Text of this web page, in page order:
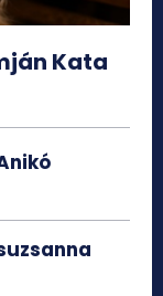
Kata